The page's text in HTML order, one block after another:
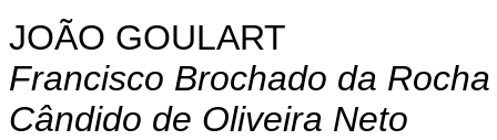
JOÃO GOULART
Francisco Brochado da Rocha
Cândido de Oliveira Neto